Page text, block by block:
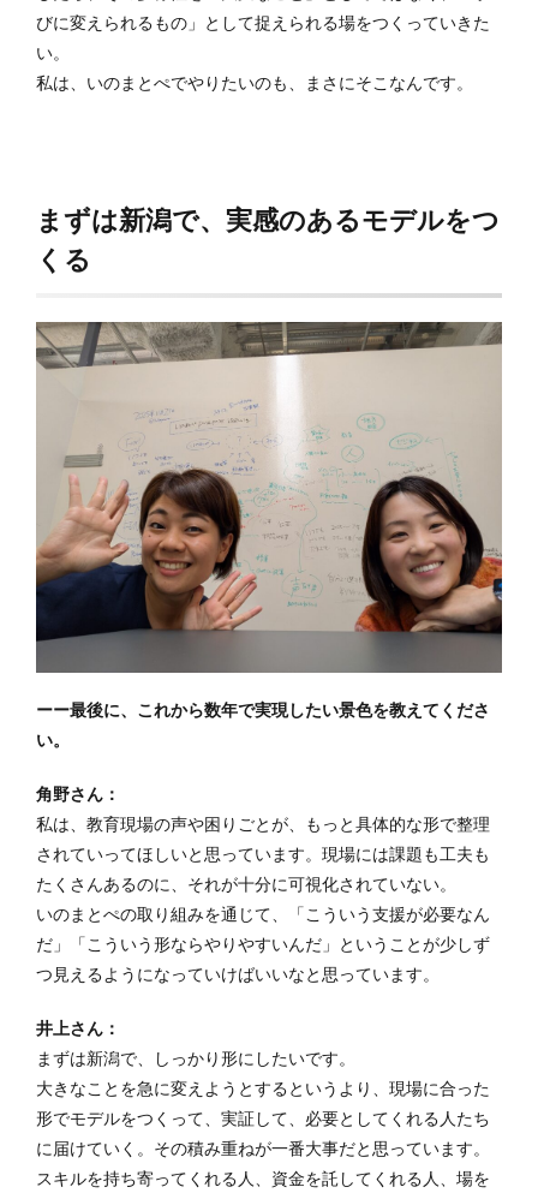
びに変えられるもの」として捉えられる場をつくっていきた
い。
私は、いのまとぺでやりたいのも、まさにそこなんです。
まずは新潟で、実感のあるモデルをつ
くる
ーー最後に、これから数年で実現したい景色を教えてくださ
い。
角野さん：
私は、教育現場の声や困りごとが、もっと具体的な形で整理
されていってほしいと思っています。現場には課題も工夫も
たくさんあるのに、それが十分に可視化されていない。
いのまとぺの取り組みを通じて、「こういう支援が必要なん
だ」「こういう形ならやりやすいんだ」ということが少しず
つ見えるようになっていけばいいなと思っています。
井上さん：
まずは新潟で、しっかり形にしたいです。
大きなことを急に変えようとするというより、現場に合った
形でモデルをつくって、実証して、必要としてくれる人たち
に届けていく。その積み重ねが一番大事だと思っています。
スキルを持ち寄ってくれる人、資金を託してくれる人、場を